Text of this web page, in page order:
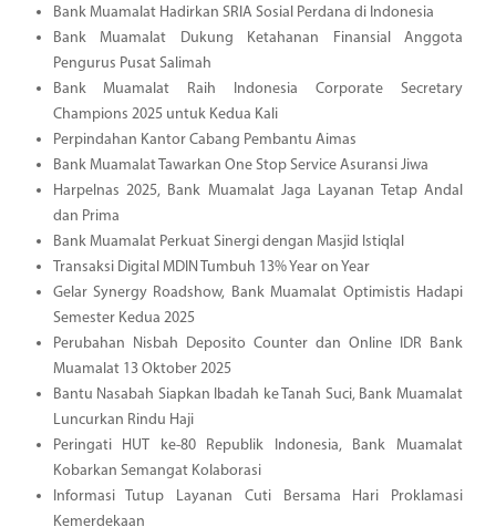
Bank Muamalat Hadirkan SRIA Sosial Perdana di Indonesia
Bank Muamalat Dukung Ketahanan Finansial Anggota
Pengurus Pusat Salimah
Bank Muamalat Raih Indonesia Corporate Secretary
Champions 2025 untuk Kedua Kali
Perpindahan Kantor Cabang Pembantu Aimas
Bank Muamalat Tawarkan One Stop Service Asuransi Jiwa
Harpelnas 2025, Bank Muamalat Jaga Layanan Tetap Andal
dan Prima
Bank Muamalat Perkuat Sinergi dengan Masjid Istiqlal
Transaksi Digital MDIN Tumbuh 13% Year on Year
Gelar Synergy Roadshow, Bank Muamalat Optimistis Hadapi
Semester Kedua 2025
Perubahan Nisbah Deposito Counter dan Online IDR Bank
Muamalat 13 Oktober 2025
Bantu Nasabah Siapkan Ibadah ke Tanah Suci, Bank Muamalat
Luncurkan Rindu Haji
Peringati HUT ke-80 Republik Indonesia, Bank Muamalat
Kobarkan Semangat Kolaborasi
Informasi Tutup Layanan Cuti Bersama Hari Proklamasi
Kemerdekaan